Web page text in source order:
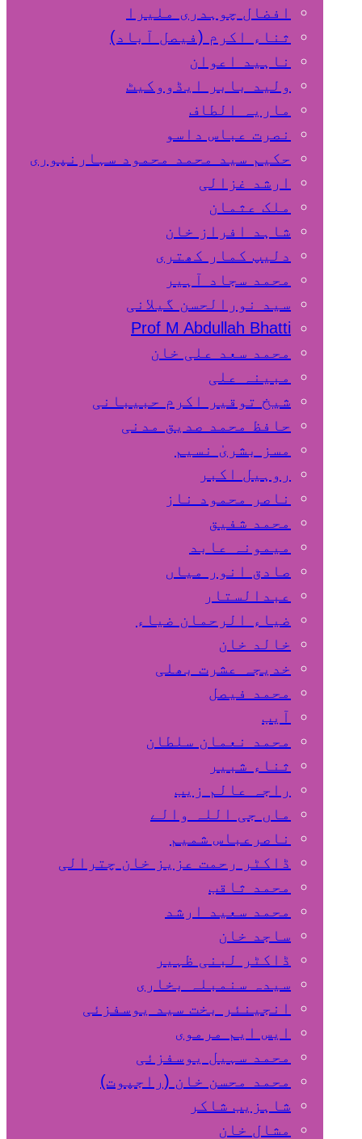
افضال چوہدری ملیرا
ثناء اکرم (فیصل آباد)
ناہید اعوان
ولید بابر ایڈووکیٹ
ماریہ الطاف
نصرت عباس داسو
حکیم سید محمد محمود سہارنپوری
ارشد غزالی
ملک عثمان
شاہد افراز خان
دلیپ کمار کھتری
محمد سجاد آہیر
سید نورالحسن گیلانی
Prof M Abdullah Bhatti
محمد سعد علی خان
مبینہ علی
شیخ توقیر اکرم حبیبانی
حافظ محمد صدیق مدنی
مسز بشریٰ نسیم
روہیل اکبر
ناصر محمود ناز
محمد شفیق
میمونہ عابد
صادق انور میاں
عبدالستار
ضیاء الرحمان ضیاء
خالد خان
خدیجہ عشرت بھلی
محمد فیصل
آیب
محمد نعمان سلطان
ثناء شبیر
راجہ عالم زیب
ماں جی اللہ والے
ناصرعباس شمیم
ڈاکٹر رحمت عزیز خان چترالی
محمد ثاقب
محمد سعید ارشد
ساجد خان
ڈاکٹر لبنی ظہیر
سیدہ سنمبلہ بخاری
انجینئر بخت سید یوسفزئی
ایس ایم مرموی
محمد سہیل یوسفزئی
محمد محسن خان (راجپوت)
شاہزیب شاکر
مشال خان